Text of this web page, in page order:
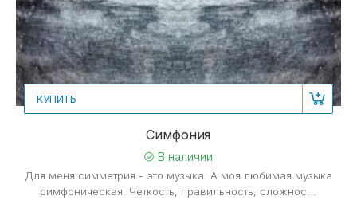
КУПИТЬ
Симфония
В наличии
Для меня симметрия - это музыка. А моя любимая музыка
симфоническая. Четкость, правильность, сложнос...